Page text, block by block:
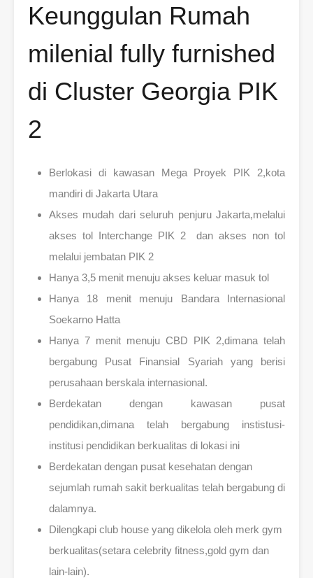
Keunggulan Rumah
milenial fully furnished
di Cluster Georgia PIK
2
Berlokasi di kawasan Mega Proyek PIK 2,kota
mandiri di Jakarta Utara
Akses mudah dari seluruh penjuru Jakarta,melalui
akses tol Interchange PIK 2 dan akses non tol
melalui jembatan PIK 2
Hanya 3,5 menit menuju akses keluar masuk tol
Hanya 18 menit menuju Bandara Internasional
Soekarno Hatta
Hanya 7 menit menuju CBD PIK 2,dimana telah
bergabung Pusat Finansial Syariah yang berisi
perusahaan berskala internasional.
Berdekatan dengan kawasan pusat
pendidikan,dimana telah bergabung instistusi-
institusi pendidikan berkualitas di lokasi ini
Berdekatan dengan pusat kesehatan dengan
sejumlah rumah sakit berkualitas telah bergabung di
dalamnya.
Dilengkapi club house yang dikelola oleh merk gym
berkualitas(setara celebrity fitness,gold gym dan
lain-lain).